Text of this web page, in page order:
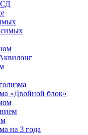
«Двойной блок»
на 3 года